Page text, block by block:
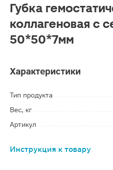
Губка
коллагеновая с
50*50*7мм
Характеристики
Тип продукта
Вес, кг
Артикул
Инструкция к товару